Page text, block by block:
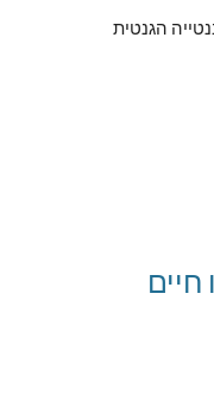
הגנטית